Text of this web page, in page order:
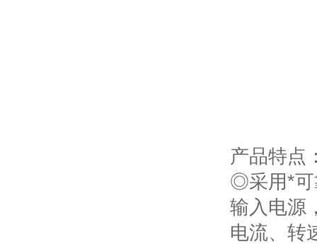
产品特点
◎采用*可
输入电源
电流、转